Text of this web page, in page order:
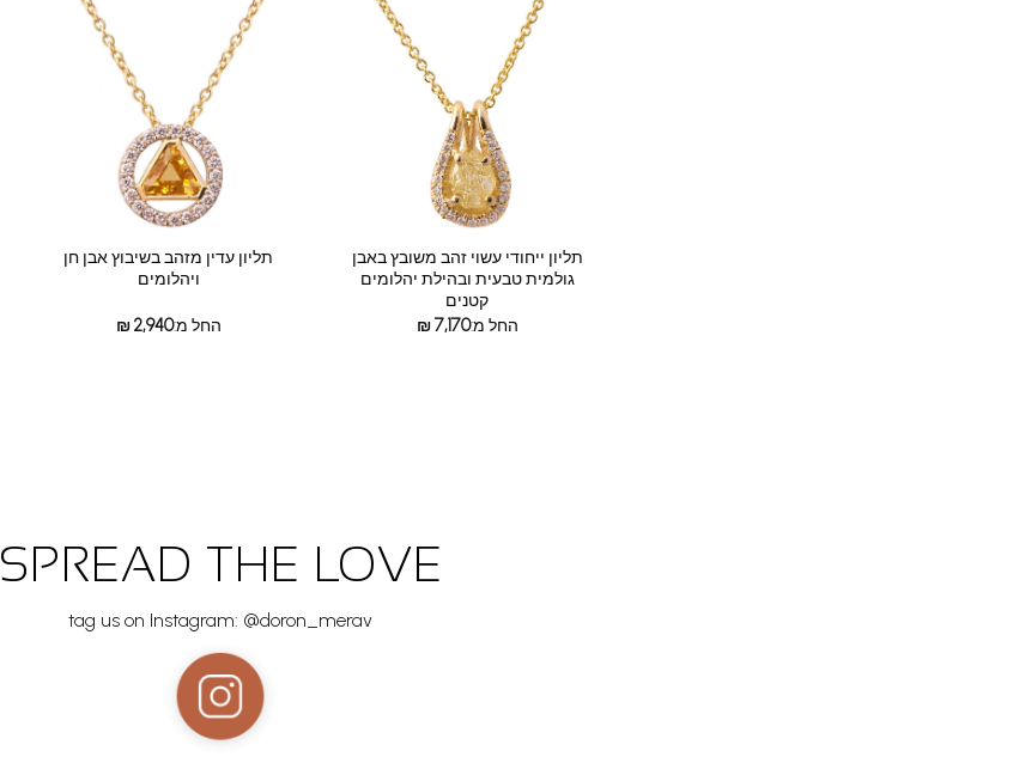
תליון ייחודי עשוי זהב משובץ באבן
גולמית טבעית ובהילת יהלומים
קטנים
החל מ:
₪7,170
תליון עדין מזהב בשיבוץ אבן חן
ויהלומים
החל מ: ₪2,940
SPREAD THE LOVE
tag us on Instagram: @doron_merav